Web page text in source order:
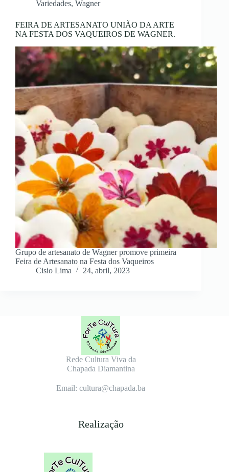
Variedades, Wagner
FEIRA DE ARTESANATO UNIÃO DA ARTE
NA FESTA DOS VAQUEIROS DE WAGNER.
Grupo de artesanato de Wagner promove primeira
Feira de Artesanato na Festa dos Vaqueiros
Cisio Lima
24, abril, 2023
Rede Cultura Viva da
Chapada Diamantina
Email: cultura@chapada.ba
Realização